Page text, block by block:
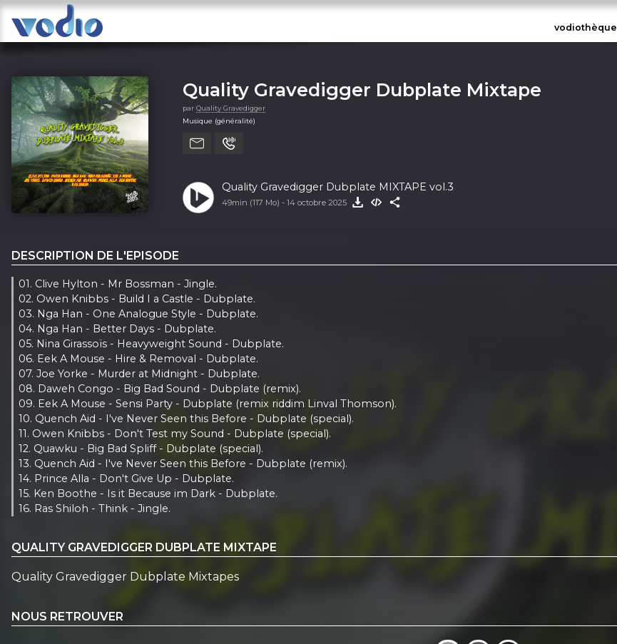
vodiothèque
Quality Gravedigger Dubplate Mixtape
par Quality Gravedigger
Musique (généralité)
Quality Gravedigger Dubplate MIXTAPE vol.3
49min (117 Mo) - 14 octobre 2025
DESCRIPTION DE L'EPISODE
01. Clive Hylton - Mr Bossman - Jingle.
02. Owen Knibbs - Build I a Castle - Dubplate.
03. Nga Han - One Analogue Style - Dubplate.
04. Nga Han - Better Days - Dubplate.
05. Nina Girassoïs - Heavyweight Sound - Dubplate.
06. Eek A Mouse - Hire & Removal - Dubplate.
07. Joe Yorke - Murder at Midnight - Dubplate.
08. Daweh Congo - Big Bad Sound - Dubplate (remix).
09. Eek A Mouse - Sensi Party - Dubplate (remix riddim Linval Thomson).
10. Quench Aid - I've Never Seen this Before - Dubplate (special).
11. Owen Knibbs - Don't Test my Sound - Dubplate (special).
12. Quawku - Big Bad Spliff - Dubplate (special).
13. Quench Aid - I've Never Seen this Before - Dubplate (remix).
14. Prince Alla - Don't Give Up - Dubplate.
15. Ken Boothe - Is it Because im Dark - Dubplate.
16. Ras Shiloh - Think - Jingle.
QUALITY GRAVEDIGGER DUBPLATE MIXTAPE
Quality Gravedigger Dubplate Mixtapes
NOUS RETROUVER